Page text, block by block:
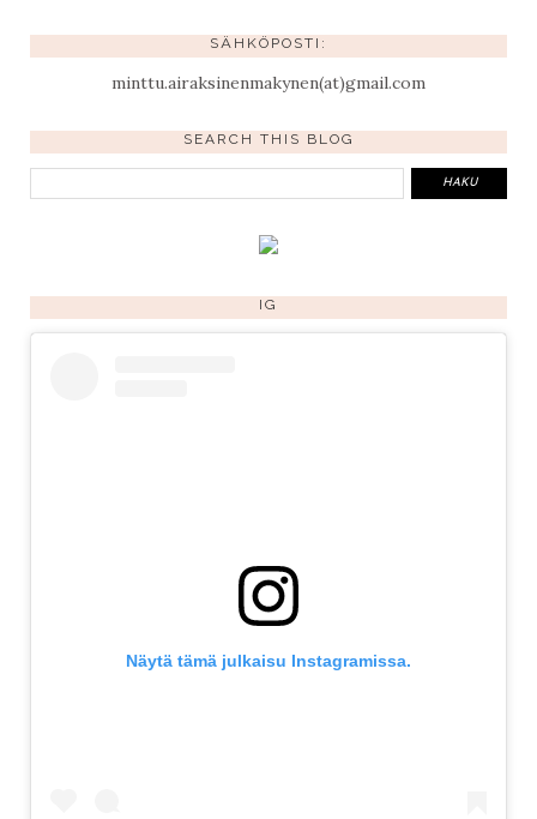
SÄHKÖPOSTI:
minttu.airaksinenmakynen(at)gmail.com
SEARCH THIS BLOG
IG
Näytä tämä julkaisu Instagramissa.